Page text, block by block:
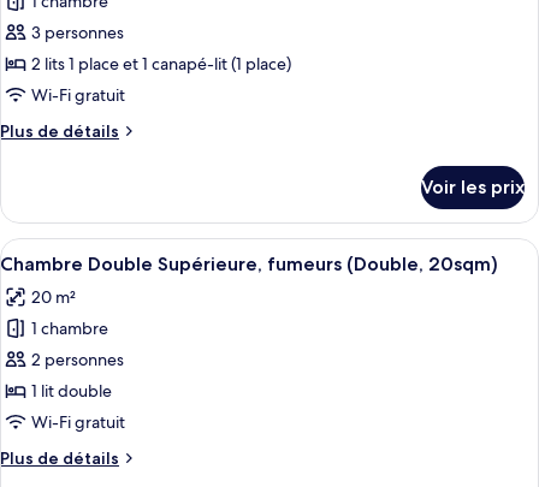
en
angle
(Hollywood
Twin,
2
lits
jumeaux,
non-
fumeurs,
en
2
beds)
photos
pour
ce
type
chambre :
Exécutive,
non-
fumeurs,
en
angle
(3
beds)
3 personnes
2 lits 1 place et 1 canapé-lit (1 place)
Wi-Fi gratuit
Plus de détails
Plus
le
type
de
Chambre
Triple
non-
fumeurs,
en
angle
(3
Voir les prix
Afficher
toutes
les
photos
pour
ce
type
chambre :
Une chambre d’hôtel avec un grand
17
Chambre Double Supérieure, fumeurs (Double, 20sqm)
20 m²
1 chambre
2 personnes
1 lit double
Wi-Fi gratuit
Plus de détails
Plus